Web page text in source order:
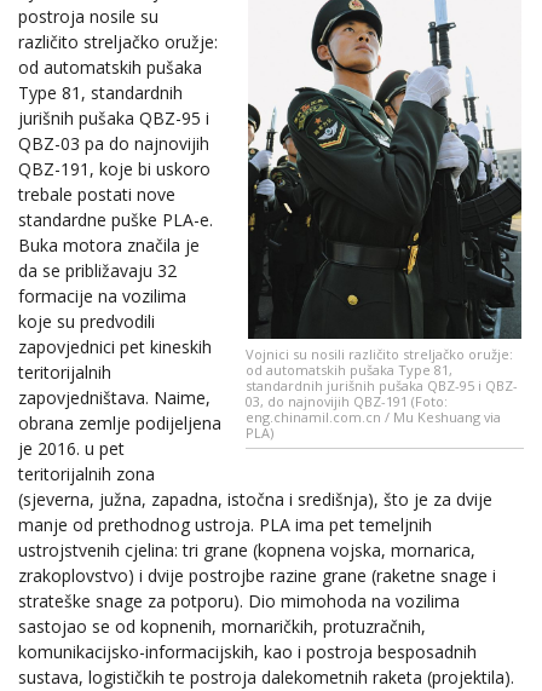
Vojnici su nosili različito streljačko oružje:
od automatskih pušaka Type 81,
standardnih jurišnih pušaka QBZ-95 i QBZ-
03, do najnovijih QBZ-191 (Foto:
eng.chinamil.com.cn / Mu Keshuang via
PLA)
postroja nosile su
različito streljačko oružje:
od automatskih pušaka
Type 81, standardnih
jurišnih pušaka QBZ-95 i
QBZ-03 pa do najnovijih
QBZ-191, koje bi uskoro
trebale postati nove
standardne puške PLA-e.
Buka motora značila je
da se približavaju 32
formacije na vozilima
koje su predvodili
zapovjednici pet kineskih
teritorijalnih
zapovjedništava. Naime,
obrana zemlje podijeljena
je 2016. u pet
teritorijalnih zona
(sjeverna, južna, zapadna, istočna i središnja), što je za dvije
manje od prethodnog ustroja. PLA ima pet temeljnih
ustrojstvenih cjelina: tri grane (kopnena vojska, mornarica,
zrakoplovstvo) i dvije postrojbe razine grane (raketne snage i
strateške snage za potporu). Dio mimohoda na vozilima
sastojao se od kopnenih, mornaričkih, protuzračnih,
komunikacijsko-informacijskih, kao i postroja besposadnih
sustava, logističkih te postroja dalekometnih raketa (projektila).